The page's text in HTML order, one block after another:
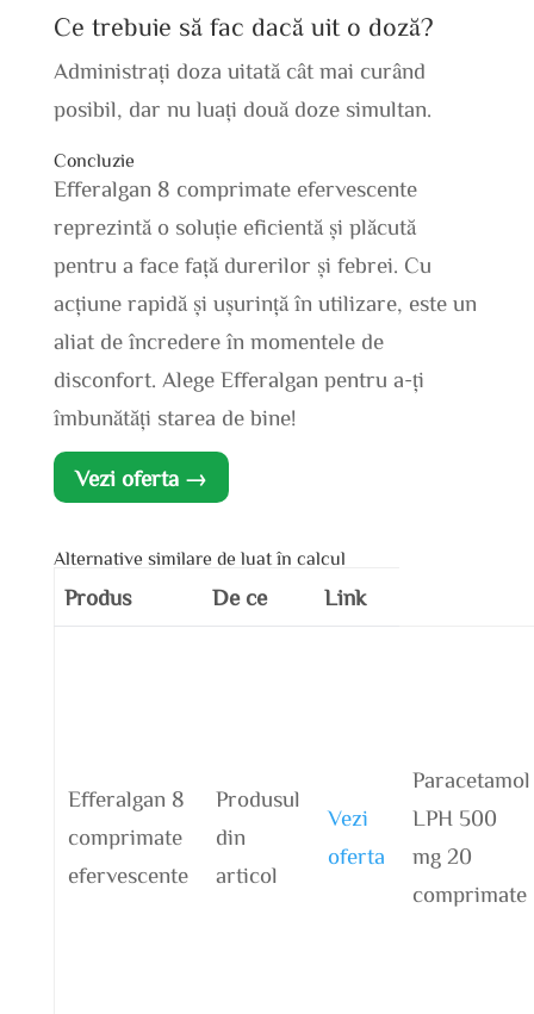
Ce trebuie să fac dacă uit o doză?
Administrați doza uitată cât mai curând
posibil, dar nu luați două doze simultan.
Concluzie
Efferalgan 8 comprimate efervescente
reprezintă o soluție eficientă și plăcută
pentru a face față durerilor și febrei. Cu
acțiune rapidă și ușurință în utilizare, este un
aliat de încredere în momentele de
disconfort. Alege Efferalgan pentru a-ți
îmbunătăți starea de bine!
Vezi oferta →
Alternative similare de luat în calcul
Produs De ce Link
Efferalgan 8
comprimate
efervescente
Produsul
din
articol
Vezi
oferta
Paracetamol
LPH 500
mg 20
comprimate